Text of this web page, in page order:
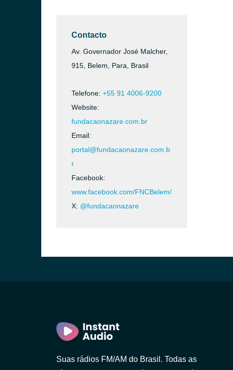
Contacto
Av. Governador José Malcher,
915, Belem, Para, Brasil
Telefone: +55 91 4006-9200
Website:
fundacaonazare.com.br
Email:
portal@fundacaonazare.com.b
r
Facebook:
www.facebook.com/FNCBelem/
X: @fundacaonazare
Suas rádios FM/AM do Brasil. Todas as